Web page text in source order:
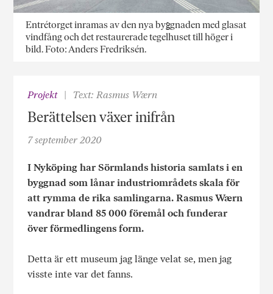
Entrétorget inramas av den nya byggnaden med glasat
vindfång och det restaurerade tegelhuset till höger i
bild. Foto: Anders Fredriksén.
Projekt Text: Rasmus Wærn
Berättelsen växer inifrån
7 september 2020
I Nyköping har Sörmlands historia samlats i en
byggnad som lånar industriområdets skala för
att rymma de rika samlingarna. Rasmus Wærn
vandrar bland 85 000 föremål och funderar
över förmedlingens form.
Detta är ett museum jag länge velat se, men jag
visste inte var det fanns.